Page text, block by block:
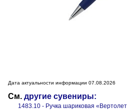
Дата актуальности информации 07.08.2026
См. другие сувениры:
1483.10 - Ручка шариковая